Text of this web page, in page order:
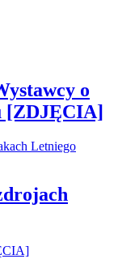
o
[ZDJĘCIA]